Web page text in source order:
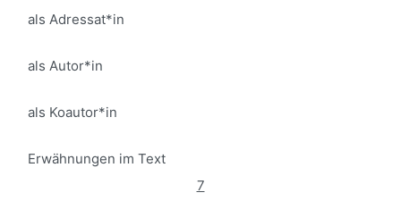
als Adressat*in
als Autor*in
als Koautor*in
Erwähnungen im Text
7